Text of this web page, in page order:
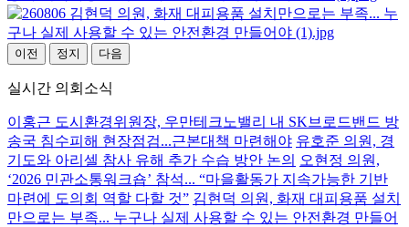
이전 정지 다음
실시간 의회소식
이홍근 도시환경위원장, 우만테크노밸리 내 SK브로드밴드 방
송국 침수피해 현장점검...근본대책 마련해야 유호준 의원, 경
기도와 아리셀 참사 유해 추가 수습 방안 논의 오현정 의원,
‘2026 민관소통워크숍’ 참석... “마을활동가 지속가능한 기반
마련에 도의회 역할 다할 것” 김현덕 의원, 화재 대피용품 설치
만으로는 부족... 누구나 실제 사용할 수 있는 안전환경 만들어